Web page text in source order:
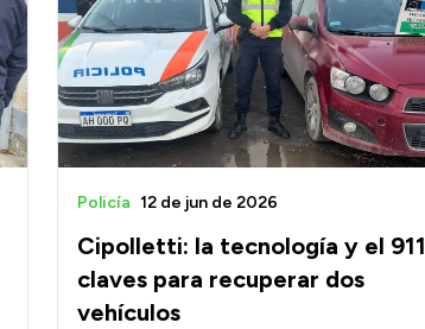
Cipolletti: la tecnología y el 911
claves para recuperar dos
vehículos
Policía 12 de jun de 2026